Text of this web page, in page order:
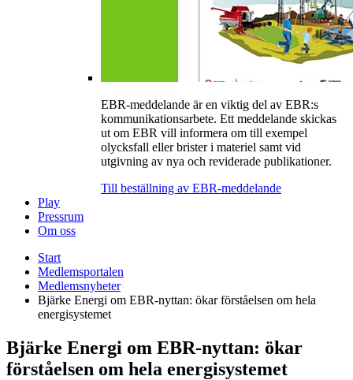
EBR-meddelande är en viktig del av EBR:s
kommunikationsarbete. Ett meddelande skickas
ut om EBR vill informera om till exempel
olycksfall eller brister i materiel samt vid
utgivning av nya och reviderade publikationer.
Till beställning av EBR-meddelande
Play
Pressrum
Om oss
Start
Medlemsportalen
Medlemsnyheter
Bjärke Energi om EBR-nyttan: ökar förståelsen om hela
energisystemet
Bjärke Energi om EBR-nyttan: ökar
förståelsen om hela energisystemet